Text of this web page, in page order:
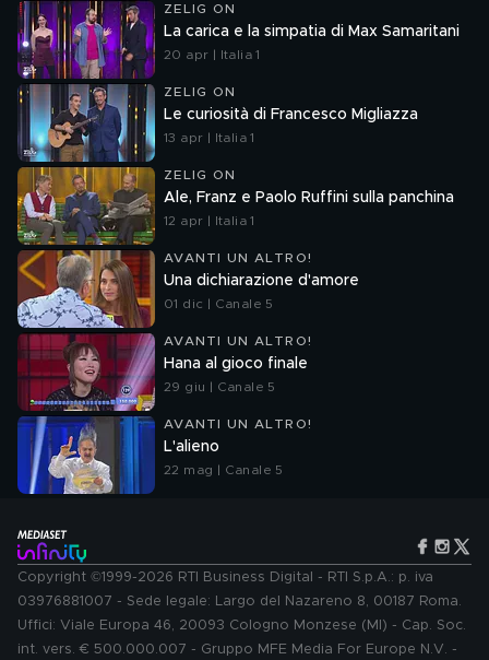
ZELIG ON
La carica e la simpatia di Max Samaritani
20 apr | Italia 1
ZELIG ON
Le curiosità di Francesco Migliazza
13 apr | Italia 1
ZELIG ON
Ale, Franz e Paolo Ruffini sulla panchina
12 apr | Italia 1
AVANTI UN ALTRO!
Una dichiarazione d'amore
01 dic | Canale 5
AVANTI UN ALTRO!
Hana al gioco finale
29 giu | Canale 5
AVANTI UN ALTRO!
L'alieno
22 mag | Canale 5
Copyright ©1999-2026 RTI Business Digital - RTI S.p.A.: p. iva
03976881007 - Sede legale: Largo del Nazareno 8, 00187 Roma.
Uffici: Viale Europa 46, 20093 Cologno Monzese (MI) - Cap. Soc.
int. vers. € 500.000.007 - Gruppo MFE Media For Europe N.V. -